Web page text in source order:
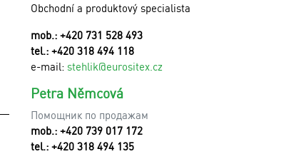
Obchodní a produktový specialista
mob.: +420 731 528 493
tel.: +420 318 494 118
e-mail: stehlik@eurositex.cz
Petra Němcová
Помощник по продажам
mob.: +420 739 017 172
tel.: +420 318 494 135